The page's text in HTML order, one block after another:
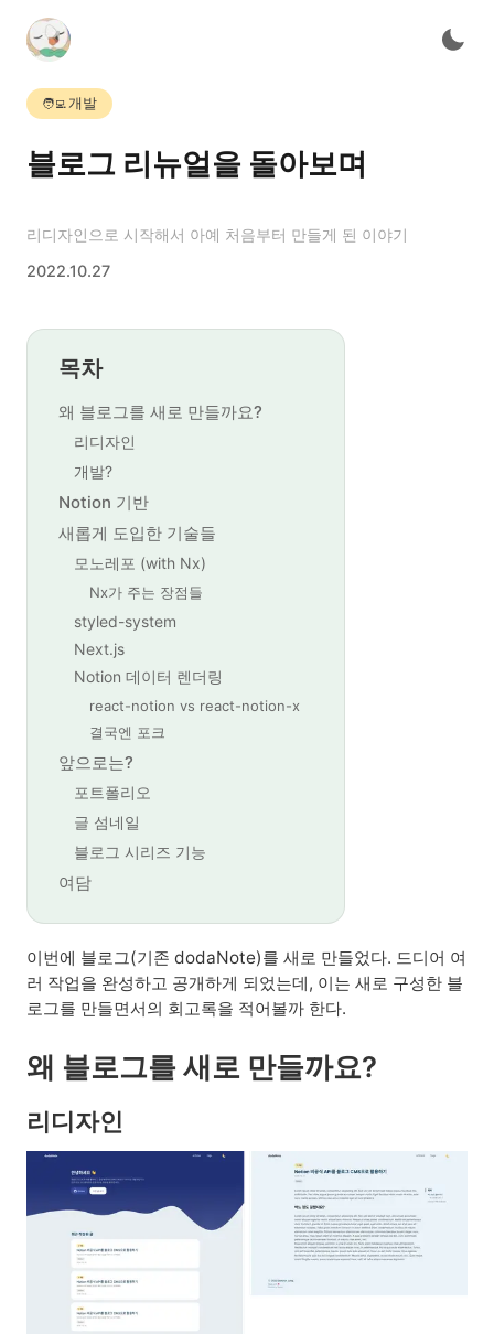
🧑‍💻개발
블로그 리뉴얼을 돌아보며
리디자인으로 시작해서 아예 처음부터 만들게 된 이야기
2022.10.27
목차
왜 블로그를 새로 만들까요?
리디자인
개발?
Notion 기반
새롭게 도입한 기술들
모노레포 (with Nx)
Nx가 주는 장점들
styled-system
Next.js
Notion 데이터 렌더링
react-notion vs react-notion-x
결국엔 포크
앞으로는?
포트폴리오
글 섬네일
블로그 시리즈 기능
여담
이번에 블로그(기존 dodaNote)를 새로 만들었다. 드디어 여
러 작업을 완성하고 공개하게 되었는데, 이는 새로 구성한 블
로그를 만들면서의 회고록을 적어볼까 한다.
왜 블로그를 새로 만들까요?
리디자인